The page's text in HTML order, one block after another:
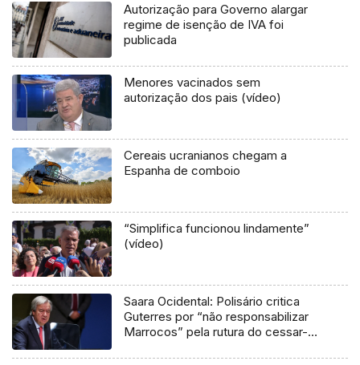
Autorização para Governo alargar
regime de isenção de IVA foi
publicada
Menores vacinados sem
autorização dos pais (vídeo)
Cereais ucranianos chegam a
Espanha de comboio
“Simplifica funcionou lindamente”
(vídeo)
Saara Ocidental: Polisário critica
Guterres por “não responsabilizar
Marrocos” pela rutura do cessar-